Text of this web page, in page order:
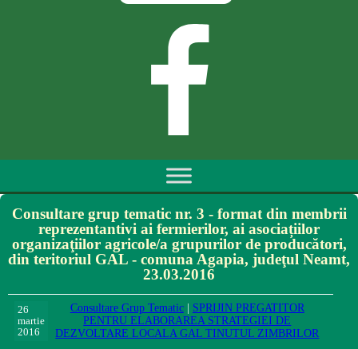
Consultare grup tematic nr. 3 - format din membrii
reprezentantivi ai fermierilor, ai asociațiilor
organizaţiilor agricole/a grupurilor de producători,
din teritoriul GAL - comuna Agapia, judeţul Neamt,
23.03.2016
26
martie
2016
Consultare Grup Tematic| SPRIJIN PREGATITOR
PENTRU ELABORAREA STRATEGIEI DE
DEZVOLTARE LOCALA GAL TINUTUL ZIMBRILOR